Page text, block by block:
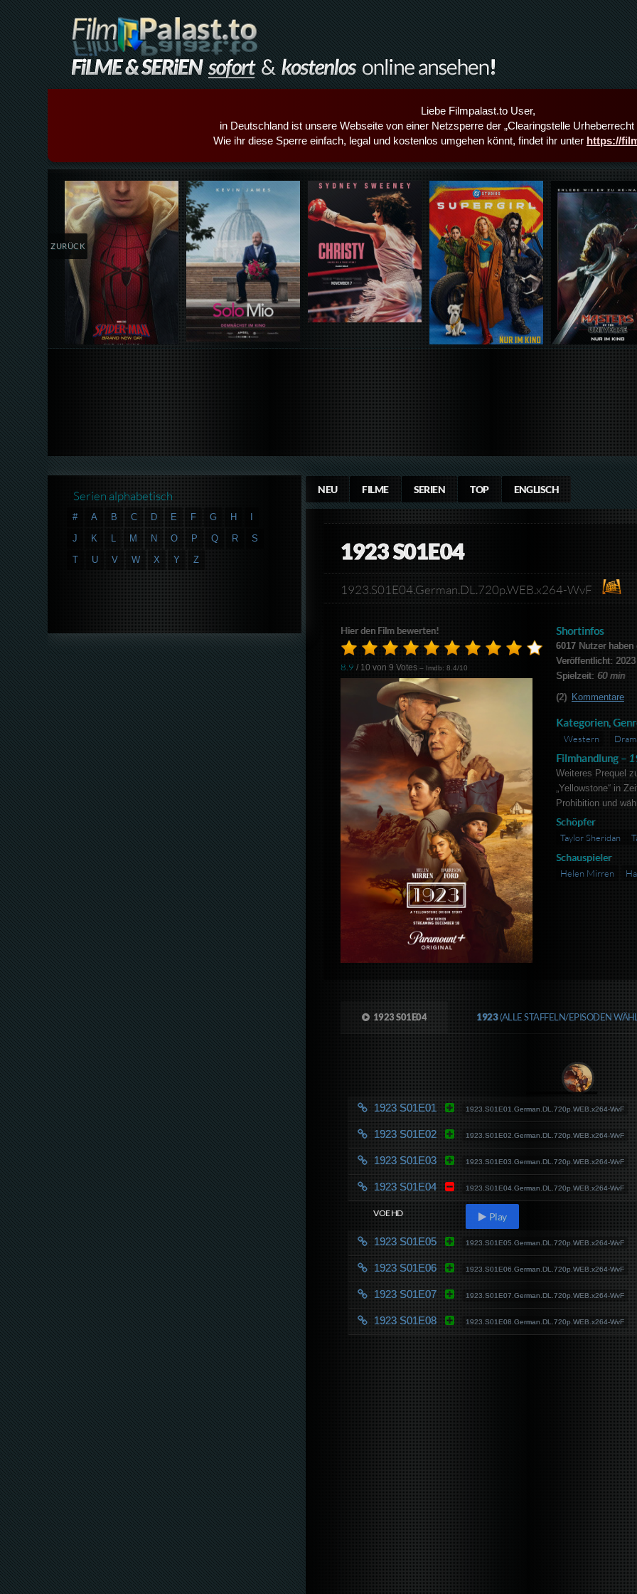
Liebe Filmpalast.to User,
in Deutschland ist unsere Webseite von einer Netzsperre der „Clearingstelle Urheberrecht
Wie ihr diese Sperre einfach, legal und kostenlos umgehen könnt, findet ihr unter https://
Details,Play Details,Play Details,Play Details,Play Details,Play
ZURÜCK
NEU FILME SERIEN TOP ENGLISCH
1923 S01E04
1923.S01E04.German.DL.720p.WEB.x264-WvF
Hier den Film bewerten!
8.9 / 10 von9 Votes – Imdb: 8.4/10
Shortinfos
6017Nutzer haben
Veröffentlicht: 2023
Spielzeit: 60 min
(2) Kommentare
Kategorien,
Western
Filmhandlung –
Weiteres Prequel
„Yellowstone“ in
Prohibition und
Schöpfer
Taylor Sheridan
Schauspieler
Helen Mirren
1923 S01E04 1923(ALLE STAFFELN/EPISODEN
1923 S01E01 1923.S01E01.German.DL.720p.WEB.x264-WvF
1923 S01E02 1923.S01E02.German.DL.720p.WEB.x264-WvF
1923 S01E03 1923.S01E03.German.DL.720p.WEB.x264-WvF
1923 S01E04 1923.S01E04.German.DL.720p.WEB.x264-WvF
VOE HD Play
1923 S01E05 1923.S01E05.German.DL.720p.WEB.x264-WvF
1923 S01E06 1923.S01E06.German.DL.720p.WEB.x264-WvF
1923 S01E07 1923.S01E07.German.DL.720p.WEB.x264-WvF
1923 S01E08 1923.S01E08.German.DL.720p.WEB.x264-WvF
Serien alphabetisch
# A B C D E F G H
J
K L M N O P Q R
S
T
U V W X Y Z